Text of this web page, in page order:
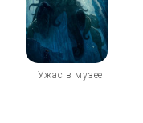
Ужас в музее